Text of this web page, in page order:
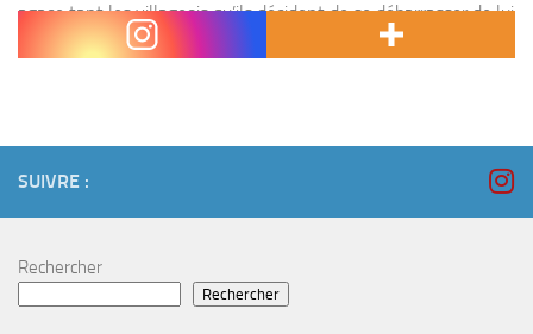
agace tant les villageois qu’ils décident de se débarrasser de lui
en l’envoyant en...
SUIVRE :
Rechercher
Rechercher